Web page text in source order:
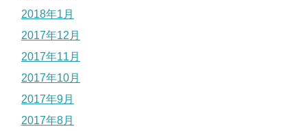
2018年1月
2017年12月
2017年11月
2017年10月
2017年9月
2017年8月